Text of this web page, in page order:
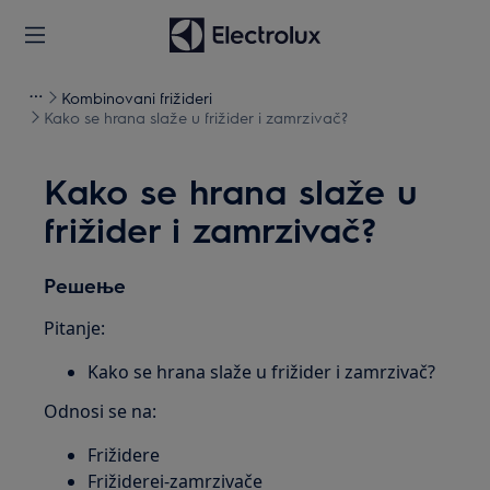
Kombinovani frižideri
Kako se hrana slaže u frižider i zamrzivač?
Kako se hrana slaže u
frižider i zamrzivač?
Решење
Pitanje:
Kako se hrana slaže u frižider i zamrzivač?
Odnosi se na:
Frižidere
Frižiderei-zamrzivače